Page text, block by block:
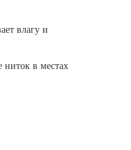
влагу и
в местах